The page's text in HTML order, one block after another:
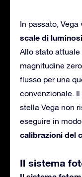
In passato, Vega
scale di
Allo stato
magnitudine
flusso per una
convenzionale.
stella Vega non
eseguire in modo
calibrazioni del
Il sistema